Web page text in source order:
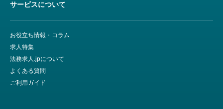
サービスについて
お役立ち情報・コラム
求人特集
法務求人.jpについて
よくある質問
ご利用ガイド